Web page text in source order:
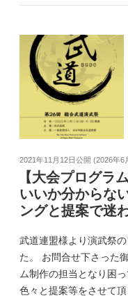
2021年11月12日公開 (2026年6
【大会プログラ
いいか分からな
ングと提案で迷
武道連盟様より演武祭
た。 お問合せ下さった
ム制作の担当となり困
色々と提案等をさせて